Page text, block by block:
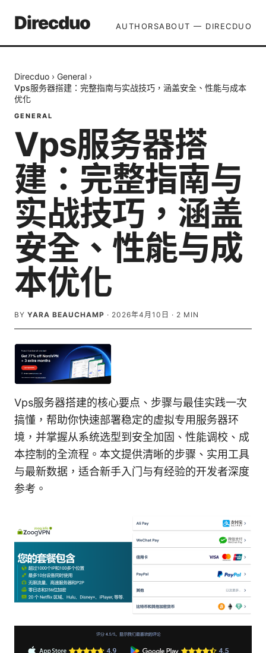
Direcduo AUTHORSABOUT — DIRECDUO
Direcduo › General ›
Vps服务器搭建：完整指南与实战技巧，涵盖安全、性能与成本
优化
GENERAL
Vps服务器搭
建：完整指南与
实战技巧，涵盖
安全、性能与成
本优化
BY YARA BEAUCHAMP · 2026年4月10日 · 2 MIN
Vps服务器搭建的核心要点、步骤与最佳实践一次
搞懂，帮助你快速部署稳定的虚拟专用服务器环
境，并掌握从系统选型到安全加固、性能调校、成
本控制的全流程。本文提供清晰的步骤、实用工具
与最新数据，适合新手入门与有经验的开发者深度
参考。